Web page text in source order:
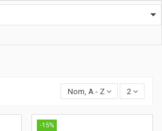
Nom, A - Z 2
-15%